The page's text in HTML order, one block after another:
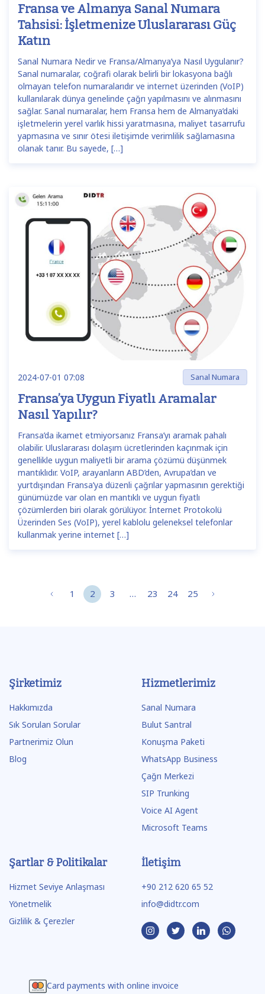
Fransa ve Almanya Sanal Numara
Tahsisi: İşletmenize Uluslararası Güç
Katın
Sanal Numara Nedir ve Fransa/Almanya’ya Nasıl Uygulanır?
Sanal numaralar, coğrafi olarak belirli bir lokasyona bağlı
olmayan telefon numaralarıdır ve internet üzerinden (VoIP)
kullanılarak dünya genelinde çağrı yapılmasını ve alınmasını
sağlar. Sanal numaralar, hem Fransa hem de Almanya’daki
işletmelerin yerel varlık hissi yaratmasına, maliyet tasarrufu
yapmasına ve sınır ötesi iletişimde verimlilik sağlamasına
olanak tanır. Bu sayede, […]
2024-07-01 07:08 Sanal Numara
Fransa’ya Uygun Fiyatlı Aramalar
Nasıl Yapılır?
Fransa’da ikamet etmiyorsanız Fransa’yı aramak pahalı
olabilir. Uluslararası dolaşım ücretlerinden kaçınmak için
genellikle uygun maliyetli bir arama çözümü düşünmek
mantıklıdır. VoIP, arayanların ABD’den, Avrupa’dan ve
yurtdışından Fransa’ya düzenli çağrılar yapmasının gerektiği
günümüzde var olan en mantıklı ve uygun fiyatlı
çözümlerden biri olarak görülüyor. İnternet Protokolü
Üzerinden Ses (VoIP), yerel kablolu geleneksel telefonlar
kullanmak yerine internet […]
1 2 3 … 23 24 25
Şirketimiz
Hakkımızda
Sık Sorulan Sorular
Partnerimiz Olun
Blog
Hizmetlerimiz
Sanal Numara
Bulut Santral
Konuşma Paketi
WhatsApp Business
Çağrı Merkezi
SIP Trunking
Voice AI Agent
Microsoft Teams
Şartlar & Politikalar
Hizmet Seviye Anlaşması
Yönetmelik
Gizlilik & Çerezler
İletişim
+90 212 620 65 52
info@didtr.com
Card payments with online invoice